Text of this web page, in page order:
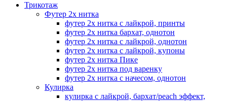
Трикотаж
Футер 2х нитка
футер 2х нитка с лайкрой, принты
футер 2х нитка бархат, однотон
футер 2х нитка с лайкрой, однотон
футер 2х нитка с лайкрой, купоны
футер 2х нитка Пике
футер 2х нитка под варенку
футер 2х нитка с начесом, однотон
Кулирка
кулирка с лайкрой, бархат/peach эффект,